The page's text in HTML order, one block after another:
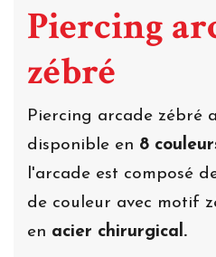
Piercing
zébré
Piercing arcade zébré
disponible en 8
l'arcade est composé
de couleur avec motif
en acier chirurgical.